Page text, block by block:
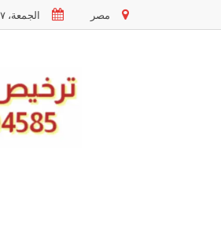
مصر الجمعة، ٧ أغسطس ٢٠٢٦